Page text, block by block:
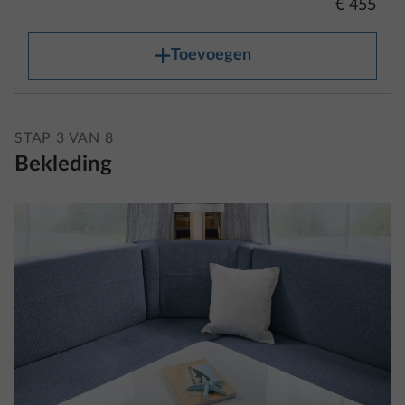
Puno
een veiligheidsrisico vormt en in diverse Europese
landen beboet kan worden. We adviseren daarom je
voertuig voor elke rit te wegen en ervoor te zorgen
dat de technisch toelaatbare maximummassa
toelaatbare maximummassa vind je voor elke
indeling in de technische gegevens.
De ‘massa in rijklare toestand’ komt in principe
overeen met het gewicht van het volgens de
gegevens van de fabrikant standaard, lege voertuig
en omvat volgens de wettelijke definitie bij
kampeerauto‘s en buscampers een voor minstens
90% gevulde brandstoftank, de massa van de
bestuurder (standaard 75 kg) en de vloeistoffen